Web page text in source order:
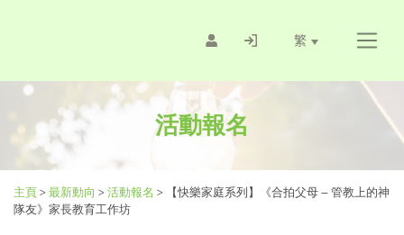
繁
活動報名
主頁> 最新動向 > 活動報名 >
【快樂家庭系列】《合拍父母 – 管教上的神
隊友》家長教育工作坊